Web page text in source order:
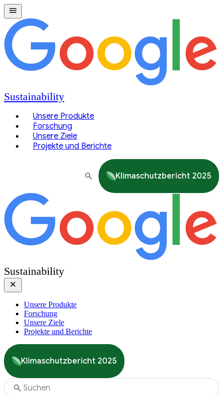
Sustainability
Unsere Produkte
Forschung
Unsere Ziele
Projekte und Berichte
Klimaschutzbericht 2025
Sustainability
Unsere Produkte
Forschung
Unsere Ziele
Projekte und Berichte
Klimaschutzbericht 2025